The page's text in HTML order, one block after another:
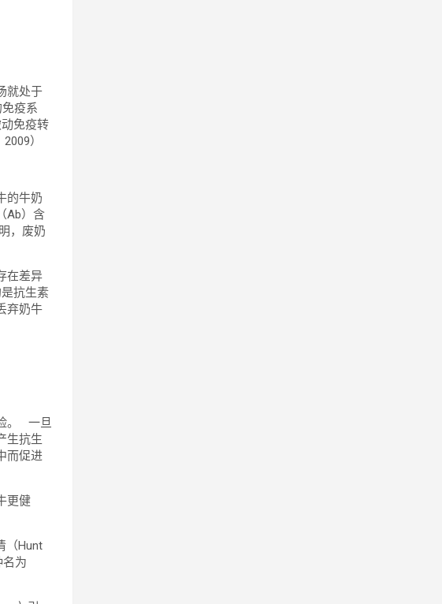
就处于
疫系
免疫转
）
的牛奶
Ab）含
，废奶
在差异
抗生素
弃奶牛
。 一旦
生抗生
而促进
更健
（Hunt
为